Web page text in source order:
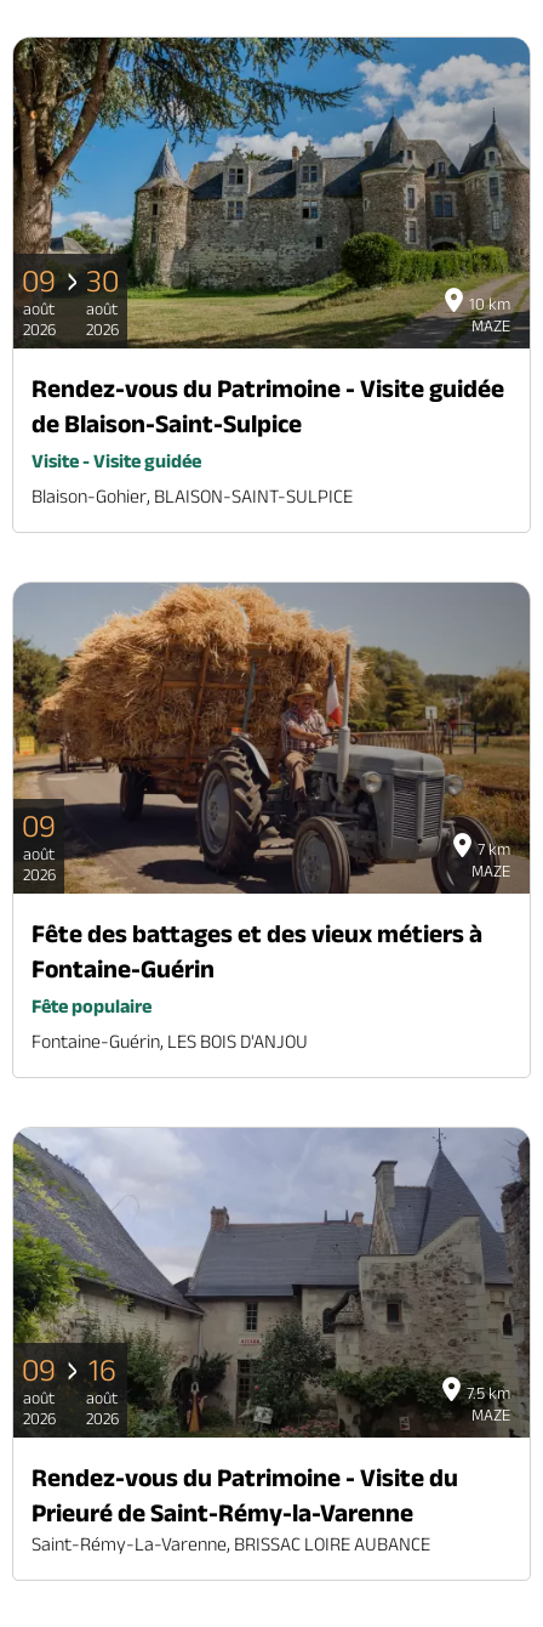
10 km
MAZE
09
août
2026
30
août
2026
Rendez-vous du Patrimoine - Visite guidée
de Blaison-Saint-Sulpice
Visite - Visite guidée
Blaison-Gohier, BLAISON-SAINT-SULPICE
7 km
MAZE
09
août
2026
Fête des battages et des vieux métiers à
Fontaine-Guérin
Fête populaire
Fontaine-Guérin, LES BOIS D'ANJOU
7.5 km
MAZE
09
août
2026
16
août
2026
Rendez-vous du Patrimoine - Visite du
Prieuré de Saint-Rémy-la-Varenne
Saint-Rémy-La-Varenne, BRISSAC LOIRE AUBANCE